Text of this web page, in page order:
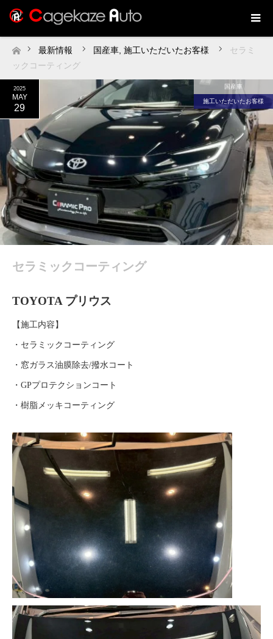
ホーム
最新情報 国産車 施工いただいたお客様
セラミ
ックコーティング
2025
MAY
29
国産車
施工いただいたお客様
セラミックコーティング
TOYOTA プリウス
【施工内容】
・セラミックコーティング
・窓ガラス油膜除去/撥水コート
・GPプロテクションコート
・樹脂メッキコーティング